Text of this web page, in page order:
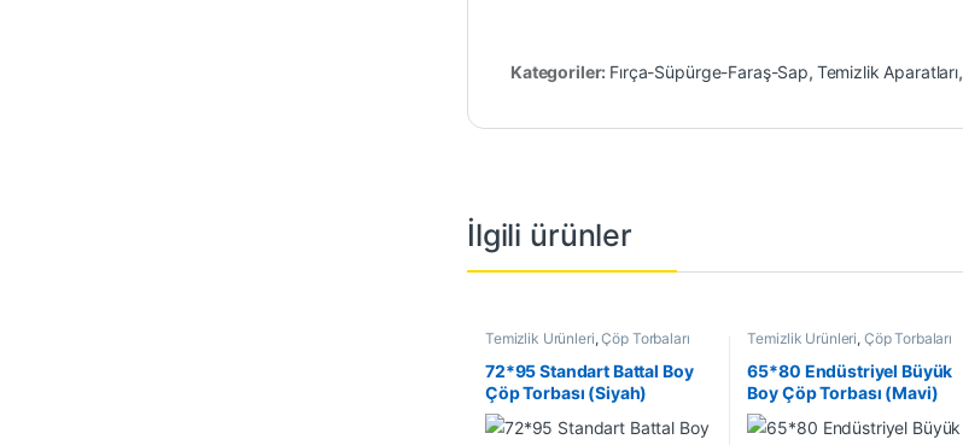
Kategoriler: Fırça-Süpürge-Faraş-Sap, Temizlik Aparatları,
İlgili ürünler
Temizlik Ürünleri,Çöp Torbaları
72*95 Standart Battal Boy
Çöp Torbası (Siyah)
Temizlik Ürünleri, Çöp Torbaları
65*80 Endüstriyel Büyük
Boy Çöp Torbası (Mavi)